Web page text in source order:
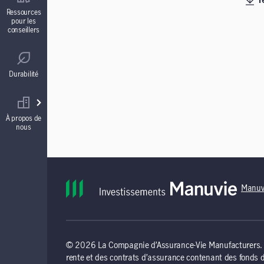
Ressources
pour les
conseillers
Durabilité
À propos de
nous
© 2026 La Compagnie d’Assurance-Vie
rente et des contrats d’assurance contenant des